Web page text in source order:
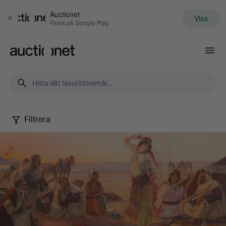
Stäng
Auctionet
Finns på Google Play Visa
Höstens
kvalitetsauktion
2022
Filtrera